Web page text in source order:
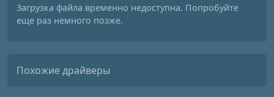
Загрузка файла временно недоступна. Попробуйте
еще раз немного позже.
Похожие драйверы